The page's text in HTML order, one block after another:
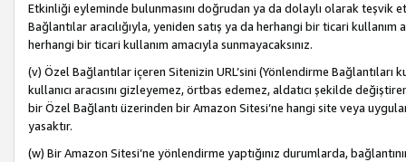
Etkinliği eyleminde bulunmasını doğrudan ya da dolaylı olarak teşvik
Bağlantılar aracılığıyla, yeniden satış ya da herhangi bir ticari
herhangi bir ticari kullanım amacıyla sunmayacaksınız.
(v) Özel Bağlantılar içeren Sitenizin URL’sini (Yönlendirme Bağlantıları
kullanıcı aracısını gizleyemez, örtbas edemez, aldatıcı şekilde
bir Özel Bağlantı üzerinden bir Amazon Sitesi’ne hangi site veya
yasaktır.
(w) Bir Amazon Sitesi’ne yönlendirme yaptığınız durumlarda,